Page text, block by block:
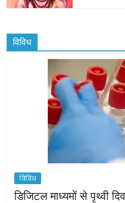
विविध
विविध
डिजिटल माध्यमों से पृथ्वी